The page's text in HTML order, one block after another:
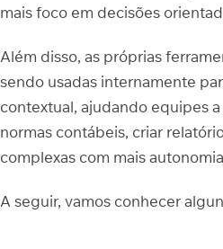
mais foco em decisões
Além disso, as próprias
sendo usadas internamente
contextual, ajudando equipes
normas contábeis, criar
complexas com mais
A seguir, vamos conhecer